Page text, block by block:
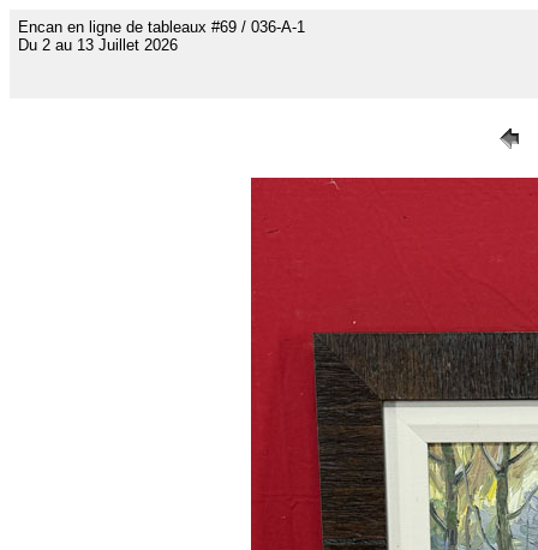
Encan en ligne de tableaux #69 / 036-A-1
Du 2 au 13 Juillet 2026